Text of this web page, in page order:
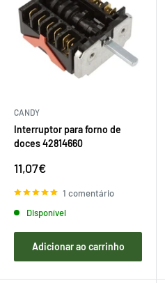
CANDY
Interruptor para forno de
doces 42814660
Preço
venda
11,07€
1 comentário
Disponível
Adicionar ao carrinho